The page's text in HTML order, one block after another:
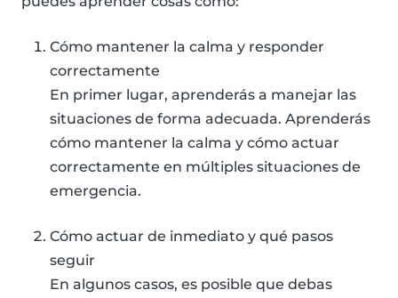
Cómo mantener la calma y responder
correctamente
En primer lugar, aprenderás a manejar las
situaciones de forma adecuada. Aprenderás
cómo mantener la calma y cómo actuar
correctamente en múltiples situaciones de
emergencia.
Cómo actuar de inmediato y qué pasos
seguir
En algunos casos, es posible que debas